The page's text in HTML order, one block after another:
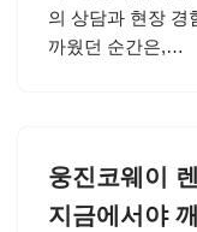
의 상담과 현장 경
까웠던 순간은,…
웅진코웨이
지금에서야